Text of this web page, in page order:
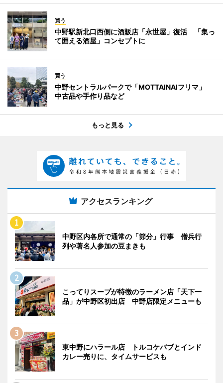
買う
中野駅新北口西側に酒販店「永世屋」復活 「集っ
て囲える酒屋」コンセプトに
買う
中野セントラルパークで「MOTTAINAIフリマ」
中古品や手作り品など
もっと見る
アクセスランキング
中野区内各所で通常の「節分」行事 僧兵行
列や著名人参加の豆まきも
こってりスープが特徴のラーメン店「天下一
品」が中野区初出店 中野店限定メニューも
東中野にハラール店 トルコケバブとインド
カレー売りに、タイムサービスも